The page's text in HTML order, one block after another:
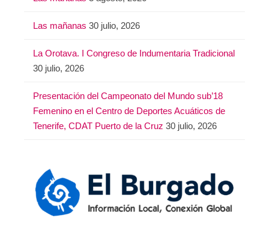
Las mañanas 30 julio, 2026
La Orotava. I Congreso de Indumentaria Tradicional
30 julio, 2026
Presentación del Campeonato del Mundo sub’18
Femenino en el Centro de Deportes Acuáticos de
Tenerife, CDAT Puerto de la Cruz 30 julio, 2026